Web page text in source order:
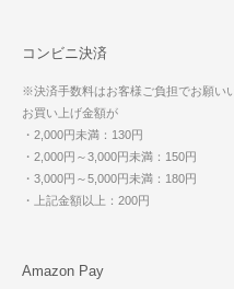
コンビニ決済
※決済手数料はお客様ご負担でお願い
お買い上げ金額が
・2,000円未満：130円
・2,000円～3,000円未満：150円
・3,000円～5,000円未満：180円
・上記金額以上：200円
Amazon Pay